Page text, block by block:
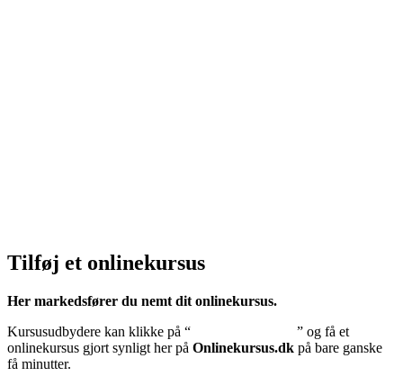
Tilføj et onlinekursus
Her markedsfører du nemt dit onlinekursus.
Kursusudbydere kan klikke på “
” og få et
onlinekursus gjort synligt her på Onlinekursus.dk på bare ganske
få minutter.